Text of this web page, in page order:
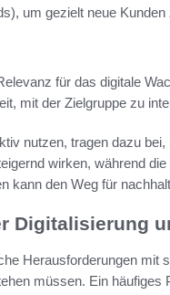
um gezielt neue Kunden
für das digitale
mit der Zielgruppe zu
nutzen, tragen dazu
wirken, während
kann den Weg für
Digitalisierung
Herausforderungen mit
müssen. Ein